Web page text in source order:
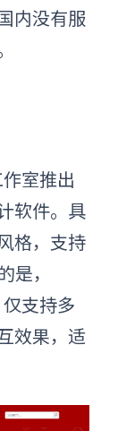
内没有服
室推出
软件。具
格，支持
是，
支持多
效果，适